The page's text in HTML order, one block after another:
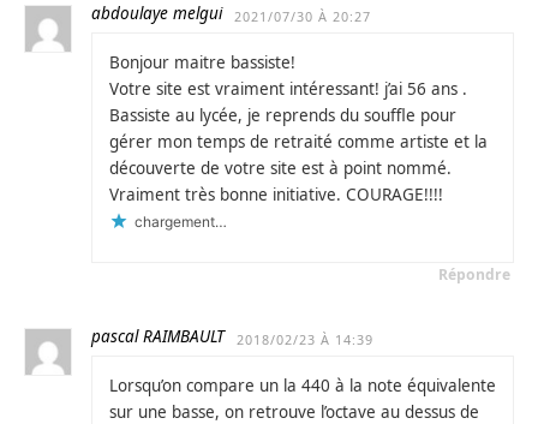
abdoulaye melgui 2021/07/30 À 20:27
Bonjour maitre bassiste!
Votre site est vraiment intéressant! j’ai 56 ans .
Bassiste au lycée, je reprends du souffle pour
gérer mon temps de retraité comme artiste et la
découverte de votre site est à point nommé.
Vraiment très bonne initiative. COURAGE!!!!
chargement…
Répondre
pascal RAIMBAULT 2018/02/23 À 14:39
Lorsqu’on compare un la 440 à la note équivalente
sur une basse, on retrouve l’octave au dessus de